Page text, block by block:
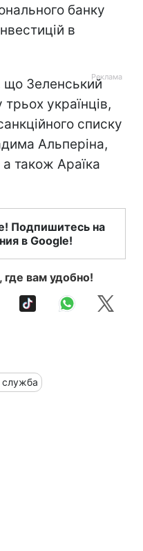
банку
в
що Зеленський
трьох українців,
списку
Альперіна,
також Араїка
Подпишитесь на
в Google!
где вам удобно!
служба